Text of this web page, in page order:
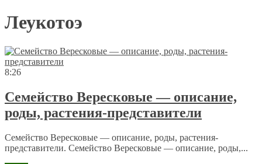
Леукотоэ
8:26
Семейство Вересковые — описание,
роды, растения-представители
Семейство Вересковые — описание, роды, растения-
представители. Семейство Вересковые — описание, роды,...